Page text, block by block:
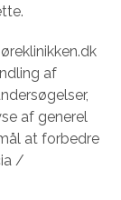
af
af generel
at forbedre
/